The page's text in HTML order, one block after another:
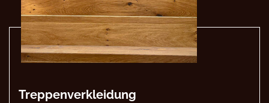
Treppenverkleidung